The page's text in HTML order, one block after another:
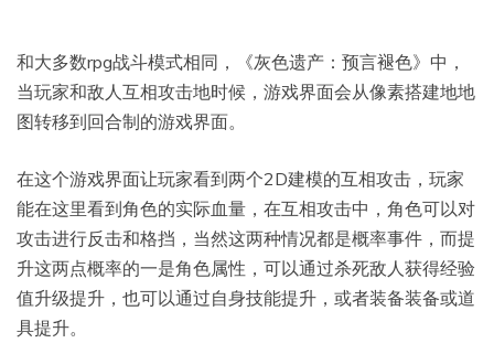
和大多数rpg战斗模式相同，《灰色遗产：预言褪色》中，
当玩家和敌人互相攻击地时候，游戏界面会从像素搭建地地
图转移到回合制的游戏界面。
在这个游戏界面让玩家看到两个2D建模的互相攻击，玩家
能在这里看到角色的实际血量，在互相攻击中，角色可以对
攻击进行反击和格挡，当然这两种情况都是概率事件，而提
升这两点概率的一是角色属性，可以通过杀死敌人获得经验
值升级提升，也可以通过自身技能提升，或者装备装备或道
具提升。